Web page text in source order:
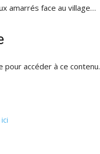
amarrés face au village…
accéder à ce contenu.